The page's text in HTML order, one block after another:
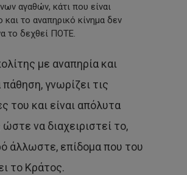
αγαθών, κάτι που είναι
και το αναπηρικό κίνημα δεν
το δεχθεί ΠΟΤΕ.
με αναπηρία και
πάθηση, γνωρίζει τις
του και είναι απόλυτα
ώστε να διαχειριστεί το,
άλλωστε, επίδομα που του
το Κράτος.